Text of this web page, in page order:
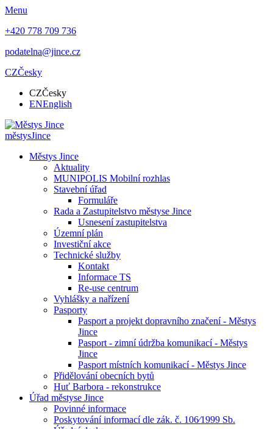
Menu
+420 778 709 736
podatelna@jince.cz
CZČesky
CZČesky
ENEnglish
městysJince
Městys Jince
Aktuality
MUNIPOLIS Mobilní rozhlas
Stavební úřad
Formuláře
Rada a Zastupitelstvo městyse Jince
Usnesení zastupitelstva
Územní plán
Investiční akce
Technické služby
Kontakt
Informace TS
Re-use centrum
Vyhlášky a nařízení
Pasporty
Pasport a projekt dopravního značení - Městys
Jince
Pasport - zimní údržba komunikací - Městys
Jince
Pasport místních komunikací - Městys Jince
Přidělování obecních bytů
Huť Barbora - rekonstrukce
Úřad městyse Jince
Povinné informace
Poskytování informací dle zák. č. 106⁄1999 Sb.